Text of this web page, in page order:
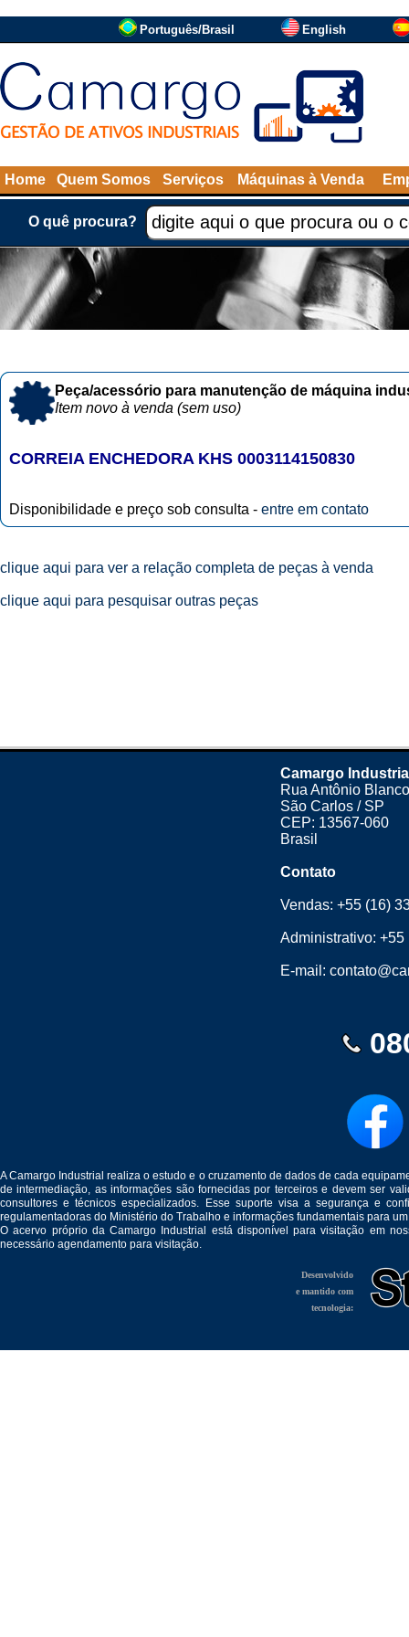
Português/Brasil English
Home Quem Somos Serviços Máquinas à Venda
O quê procura?
Peça/acessório para manutenção de máquina
Item novo à venda (sem uso)
CORREIA ENCHEDORA KHS 0003114150830
Disponibilidade e preço sob consulta - entre em contato
clique aqui para ver a relação completa de peças à venda
clique aqui para pesquisar outras peças
Camargo
Rua Antônio
São Carlos / SP
CEP: 13567-060
Brasil
Contato
Vendas:+55 (16)
Administrativo:+55
E-mail:
A Camargo Industrial realiza o estudo e o cruzamento de dados de cada
de intermediação, as informações são fornecidas por terceiros e devem ser
consultores e técnicos especializados. Esse suporte visa a segurança e
regulamentadoras do Ministério do Trabalho e informações fundamentais para
O acervo próprio da Camargo Industrial está disponível para visitação em
necessário agendamento para visitação.
Desenvolvido
e mantido com
tecnologia: